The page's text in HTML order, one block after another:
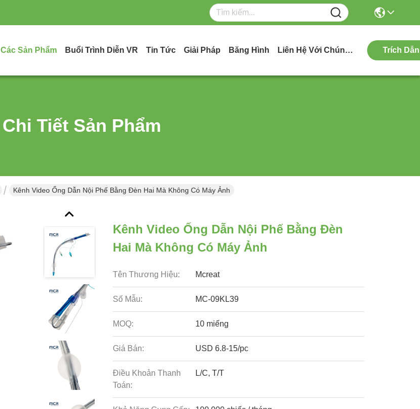
Các Sản Phẩm Buổi Trình Diễn VR Tin Tức Giải Pháp Băng Hình Liên Hệ Với Chúng Tôi Trích Dẫn
Chi Tiết Sản Phẩm
Kênh Video Ống Dẫn Nội Phế Bằng Đèn Hai Mà Không Có Máy Ảnh
Kênh Video Ống Dẫn Nội Phế Bằng Đèn
Hai Mà Không Có Máy Ảnh
Tên Thương Hiệu: Mcreat
Số Mẫu: MC-09KL39
MOQ: 10 miếng
Giá Bán: USD 6.8-15/pc
Điều Khoản Thanh
Toán:
L/C, T/T